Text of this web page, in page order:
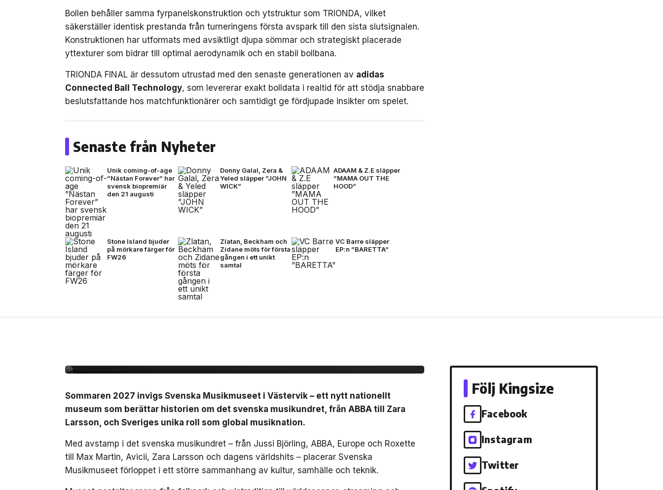
Bollen behåller samma fyrpanelskonstruktion och ytstruktur som TRIONDA, vilket
säkerställer identisk prestanda från turneringens första avspark till den sista slutsignalen.
Konstruktionen har utformats med avsiktligt djupa sömmar och strategiskt placerade
yttexturer som bidrar till optimal aerodynamik och en stabil bollbana.
TRIONDA FINAL är dessutom utrustad med den senaste generationen av adidas
Connected Ball Technology, som levererar exakt bolldata i realtid för att stödja snabbare
beslutsfattande hos matchfunktionärer och samtidigt ge fördjupade insikter om spelet.
Senaste från Nyheter
Unik coming-of-age
”Nästan Forever” har
svensk biopremiär
den 21 augusti
Donny Galal, Zera &
Yeled släpper ”JOHN
WICK”
ADAAM & Z.E släpper
”MAMA OUT THE
HOOD”
Stone Island bjuder
på mörkare färger för
FW26
Zlatan, Beckham och
Zidane möts för första
gången i ett unikt
samtal
VC Barre släpper
EP:n ”BARETTA”
Sommaren 2027 invigs Svenska Musikmuseet i Västervik – ett nytt nationellt
museum som berättar historien om det svenska musikundret, från ABBA till Zara
Larsson, och Sveriges unika roll som global musiknation.
Med avstamp i det svenska musikundret – från Jussi Björling, ABBA, Europe och Roxette
till Max Martin, Avicii, Zara Larsson och dagens världshits – placerar Svenska
Musikmuseet förloppet i ett större sammanhang av kultur, samhälle och teknik.
Följ Kingsize
Facebook
Instagram
Twitter